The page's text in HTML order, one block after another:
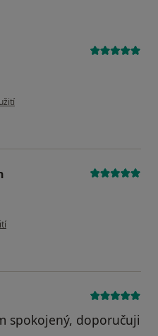
Pacient
Váš účet byl odstraněn
spokojený, doporučuji